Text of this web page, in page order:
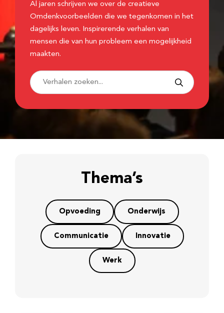
Al jaren schrijven we over de creatieve
Omdenkvoorbeelden die we tegenkomen in het
dagelijks leven. Inspirerende verhalen van
mensen die van hun probleem een mogelijkheid
maakten.
Thema’s
Opvoeding Onderwijs
Communicatie Innovatie
Werk